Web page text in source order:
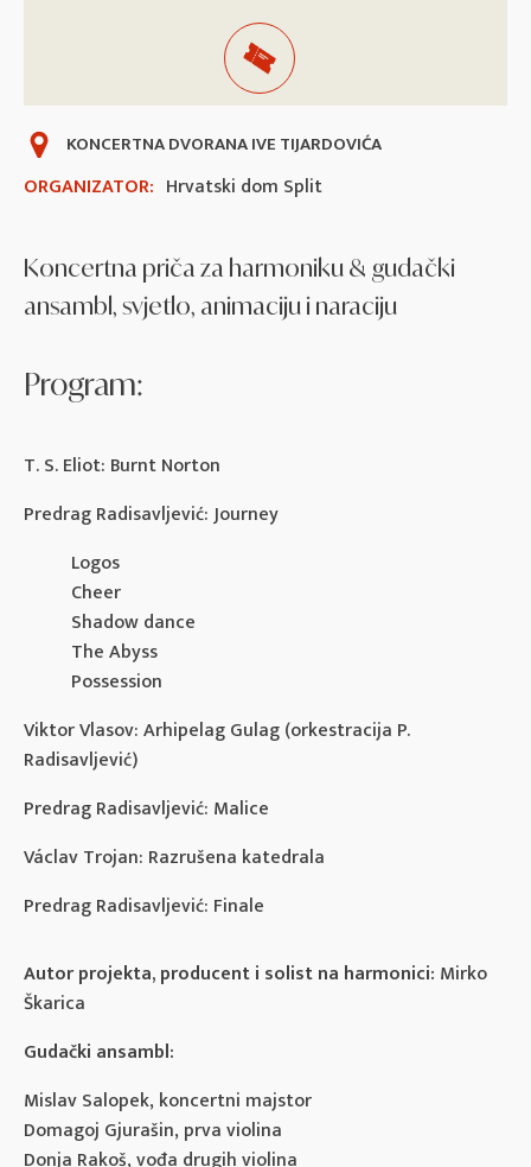
ORGANIZATOR: Hrvatski dom Split
KONCERTNA DVORANA IVE TIJARDOVIĆA
Koncertna priča za harmoniku & gudački
ansambl, svjetlo, animaciju i naraciju
Autor projekta, producent i solist na harmonici: Mirko
Škarica
Gudački ansambl:
Mislav Salopek, koncertni majstor
Domagoj Gjurašin, prva violina
Donja Rakoš, vođa drugih violina
Program:
T. S. Eliot: Burnt Norton
Predrag Radisavljević: Journey
Logos
Cheer
Shadow dance
The Abyss
Possession
Viktor Vlasov: Arhipelag Gulag (orkestracija P.
Radisavljević)
Predrag Radisavljević: Malice
Václav Trojan: Razrušena katedrala
Predrag Radisavljević: Finale